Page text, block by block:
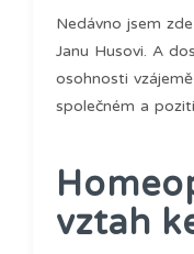
Nedávno jsem
Janu Husovi. A
osohnosti
společném a
vztah